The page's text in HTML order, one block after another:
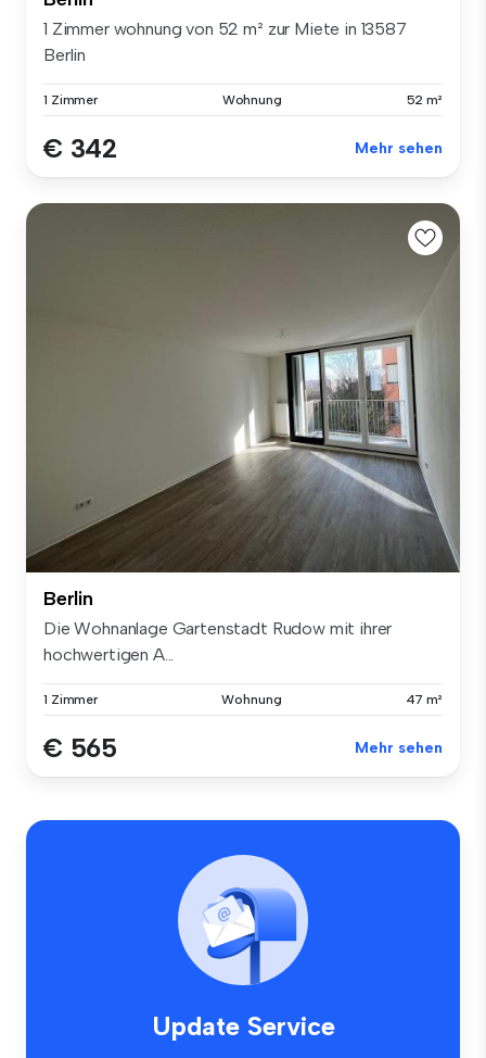
1 Zimmer wohnung von 52 m² zur Miete in 13587
Berlin
1 Zimmer Wohnung 52 m²
€ 342 Mehr sehen
Berlin
Die Wohnanlage Gartenstadt Rudow mit ihrer
hochwertigen A...
1 Zimmer Wohnung 47 m²
€ 565 Mehr sehen
Update Service